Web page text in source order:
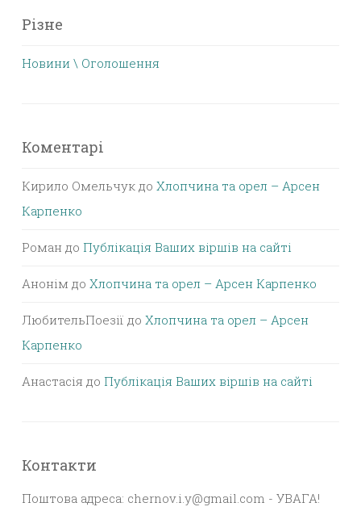
Різне
Новини \ Оголошення
Коментарі
Кирило Омельчук до Хлопчина та орел – Арсен
Карпенко
Роман до Публікація Ваших віршів на сайті
Анонім до Хлопчина та орел – Арсен Карпенко
ЛюбительПоезії до Хлопчина та орел – Арсен
Карпенко
Анастасія до Публікація Ваших віршів на сайті
Контакти
Поштова адреса: chernov.i.y@gmail.com - УВАГА!